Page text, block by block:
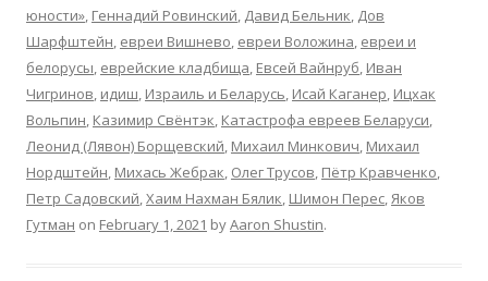
юности», Геннадий Ровинский, Давид Бельник, Дов
Шарфштейн, евреи Вишнево, евреи Воложина, евреи и
белорусы, еврейские кладбища, Евсей Вайнруб, Иван
Чигринов, идиш, Израиль и Беларусь, Исай Каганер, Ицхак
Вольпин, Казимир Свёнтэк, Катастрофа евреев Беларуси,
Леонид (Лявон) Борщевский, Михаил Минкович, Михаил
Нордштейн, Михась Жебрак, Олег Трусов, Пётр Кравченко,
Петр Садовский,Хаим Нахман Бялик, Шимон Перес,Яков
Гутман on February 1, 2021 byAaron Shustin.